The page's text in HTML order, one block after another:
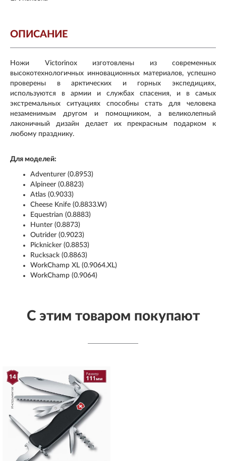
ОПИСАНИЕ
Ножи Victorinox изготовлены из современных
высокотехнологичных инновационных материалов, успешно
проверены в арктических и горных экспедициях,
используются в армии и службах спасения, и в самых
экстремальных ситуациях способны стать для человека
незаменимым другом и помощником, а великолепный
лаконичный дизайн делает их прекрасным подарком к
любому празднику.
Для моделей:
Adventurer (0.8953)
Alpineer (0.8823)
Atlas (0.9033)
Cheese Knife (0.8833.W)
Equestrian (0.8883)
Hunter (0.8873)
Outrider (0.9023)
Picknicker (0.8853)
Rucksack (0.8863)
WorkChamp XL (0.9064.XL)
WorkChamp (0.9064)
С этим товаром покупают